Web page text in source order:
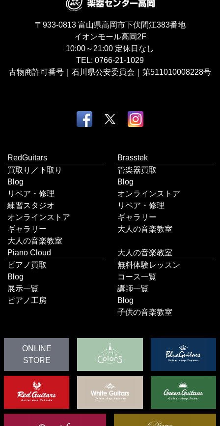
〒933-0813 富山県高岡市下伏間江383番地
イオンモール高岡2F
10:00～21:00 定休日なし
TEL: 0766-21-1029
古物商許可番号｜石川県公安委員会｜第511010008228号
RedGuitars
買取り／下取り
Blog
リペア・修理
練習スタジオ
オンラインストア
ギャラリー
大人の音楽教室
Brasstek
管楽器買取
Blog
オンラインストア
リペア・修理
ギャラリー
大人の音楽教室
Piano Cloud
ピアノ買取
Blog
展示一覧
ピアノ工房
大人の音楽教室
無料体験レッスン
コース一覧
講師一覧
Blog
子供の音楽教室
ONLINE
STORE